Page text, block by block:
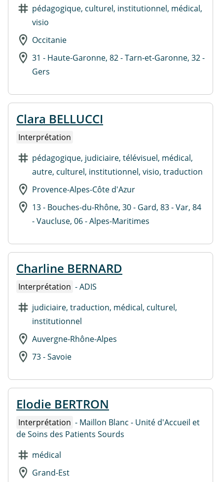
pédagogique, culturel, institutionnel, médical,
visio
Occitanie
31 - Haute-Garonne, 82 - Tarn-et-Garonne, 32 -
Gers
Clara BELLUCCI
Interprétation
pédagogique, judiciaire, télévisuel, médical,
autre, culturel, institutionnel, visio, traduction
Provence-Alpes-Côte d'Azur
13 - Bouches-du-Rhône, 30 - Gard, 83 - Var, 84
- Vaucluse, 06 - Alpes-Maritimes
Charline BERNARD
Interprétation - ADIS
judiciaire, traduction, médical, culturel,
institutionnel
Auvergne-Rhône-Alpes
73 - Savoie
Elodie BERTRON
Interprétation - Maillon Blanc - Unité d'Accueil et
de Soins des Patients Sourds
médical
Grand-Est